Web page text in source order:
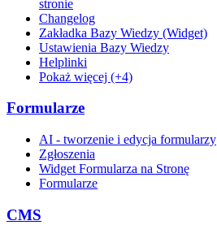
stronie
Changelog
Zakładka Bazy Wiedzy (Widget)
Ustawienia Bazy Wiedzy
Helplinki
Pokaż więcej (+4)
Formularze
AI - tworzenie i edycja formularzy
Zgłoszenia
Widget Formularza na Stronę
Formularze
CMS